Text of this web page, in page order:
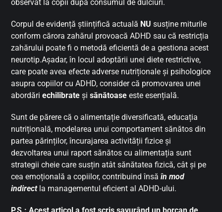
observat la copii după consumul de dulciuri.
Corpul de evidență științifică actuală NU susține miturile
conform cărora zahărul provoacă ADHD sau că restricția
zahărului poate fi o metodă eficientă de a gestiona acest
neurotip.Așadar, în locul adoptării unei diete restrictive,
care poate avea efecte adverse nutriționale și psihologice
asupra copiilor cu ADHD, consider că promovarea unei
abordăriechilibrate șisănătoase este esențială.
Sunt de părere că o alimentație diversificată, educația
nutrițională, modelarea unui comportament sănătos din
partea părinților, încurajarea activității fizice și
dezvoltarea unui raport sănătos cu alimentația sunt
strategii cheie care susțin atât sănătatea fizică, cât și pe
cea emoțională a copiilor, contribuind însăîn mod
indirectla managementul eficient al ADHD-ului.
P.S.: Acest articol a fost scris savurând un borcan de